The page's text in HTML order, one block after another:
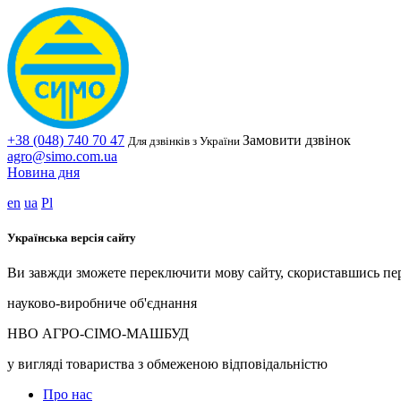
+38 (048) 740 70 47 Для дзвінків з України Замовити дзвінок
agro@simo.com.ua
Новина дня
en ua Pl
Українська версія сайту
Ви завжди зможете переключити мову сайту, скориставшись
науково-виробниче об'єднання
НВО АГРО-СІМО-МАШБУД
у вигляді товариства з обмеженою відповідальністю
Про нас